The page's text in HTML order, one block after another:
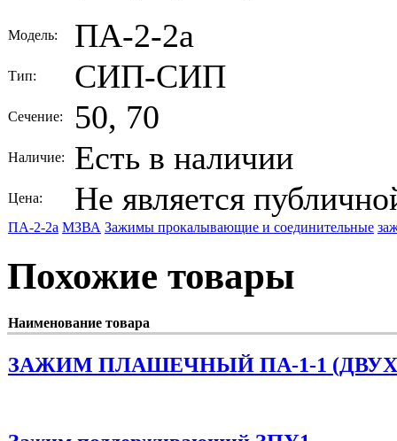
Модель: ПА-2-2а
Тип: СИП-СИП
Сечение: 50, 70
Наличие: Есть в наличии
Цена: Не является
ПА-2-2а МЗВА Зажимы прокалывающие и соединительные
Похожие товары
Наименование товара
ЗАЖИМ ПЛАШЕЧНЫЙ ПА-1-1